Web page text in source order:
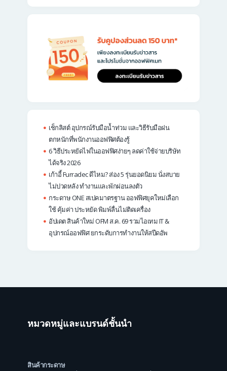
เช็กลิสต์ อุปกรณ์รับมือน้ำท่วม และวิธีรับมือฝน
ตกหนักที่พนักงานออฟฟิศต้องรู้
6 วิธีประหยัดไฟในออฟฟิศง่ายๆ ลดค่าใช้จ่ายบริษัท
ได้จริง 2026
เก้าอี้ Furradec ดีไหม? ส่อง 5 รุ่นยอดนิยม นั่งสบาย
ไม่ปวดหลัง ทำงานและพักผ่อนลงตัว
กระดาษ ONE สเปคมาตรฐาน ออฟฟิศยุคใหม่เลือก
ใช้ คุ้มค่า ประหยัด พิมพ์ลื่นไม่ติดเครื่อง
อัปเดต สินค้าใหม่ OFM ส.ค. 69 รวมไอเทม IT &
อุปกรณ์ออฟฟิศ ยกระดับการทำงานให้สปีดอัพ
หมวดหมู่และแบรนด์ชั้นนำ
สินค้ากระดาษ